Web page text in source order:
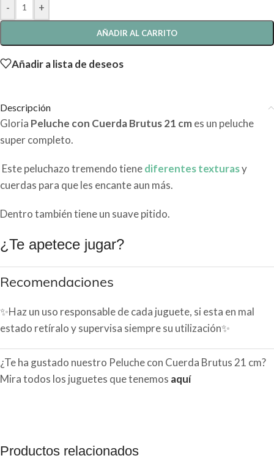
- +
AÑADIR AL CARRITO
Añadir a lista de deseos
Descripción
Gloria Peluche con Cuerda Brutus 21 cmes un peluche
super completo.
Este peluchazo tremendo tienediferentes texturasy
cuerdas para que les encante aun más.
Dentro también tiene un suave pitido.
¿Te apetece jugar?
Recomendaciones
✨Haz un uso responsable de cada juguete, si esta en mal
estado retíralo y supervisa siempre su utilización✨
¿Te ha gustado nuestro Peluche con Cuerda Brutus 21 cm?
Mira todos los juguetes que tenemos aquí
Productos relacionados